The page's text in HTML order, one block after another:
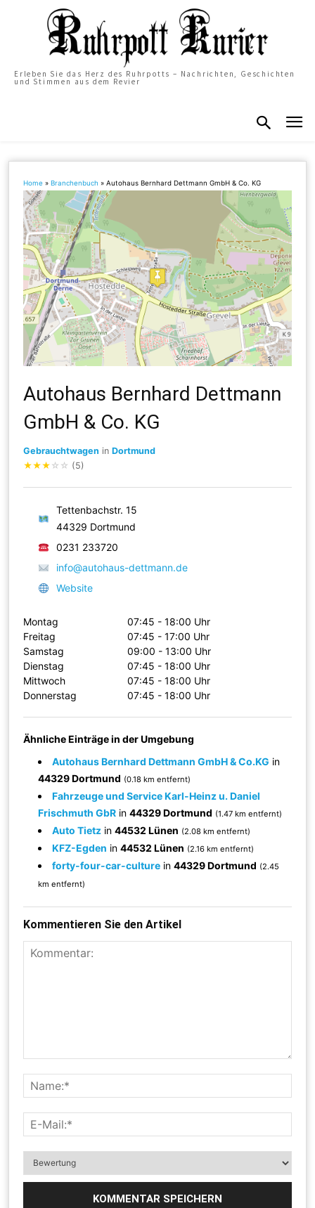
Erleben Sie das Herz des Ruhrpotts – Nachrichten, Geschichten
und Stimmen aus dem Revier
Home »Branchenbuch »Autohaus Bernhard Dettmann GmbH & Co. KG
Autohaus Bernhard Dettmann
GmbH & Co. KG
Gebrauchtwagen inDortmund
★★★ ☆ ☆ (5)
Tettenbachstr. 15
44329 Dortmund
0231 233720
info@autohaus-dettmann.de
Website
Montag
07:45 - 18:00 Uhr
Freitag
07:45 - 17:00 Uhr
Samstag
09:00 - 13:00 Uhr
Dienstag
07:45 - 18:00 Uhr
Mittwoch
07:45 - 18:00 Uhr
Donnerstag
07:45 - 18:00 Uhr
Ähnliche Einträge in der Umgebung
Autohaus Bernhard Dettmann GmbH & Co.KG in
44329 Dortmund (0.18 km entfernt)
Fahrzeuge und Service Karl-Heinz u. Daniel
Frischmuth GbR in44329 Dortmund (1.47 km entfernt)
Auto Tietz in44532 Lünen (2.08 km entfernt)
KFZ-Egden in44532 Lünen (2.16 km entfernt)
forty-four-car-culture in44329 Dortmund (2.45
km entfernt)
Kommentieren Sie den Artikel